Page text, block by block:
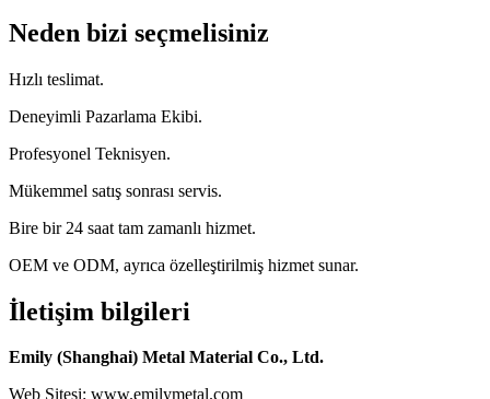
Neden bizi seçmelisiniz
Hızlı teslimat.
Deneyimli Pazarlama Ekibi.
Profesyonel Teknisyen.
Mükemmel satış sonrası servis.
Bire bir 24 saat tam zamanlı hizmet.
OEM ve ODM, ayrıca özelleştirilmiş hizmet sunar.
İletişim bilgileri
Emily (Shanghai) Metal Material Co., Ltd.
Web Sitesi: www.emilymetal.com